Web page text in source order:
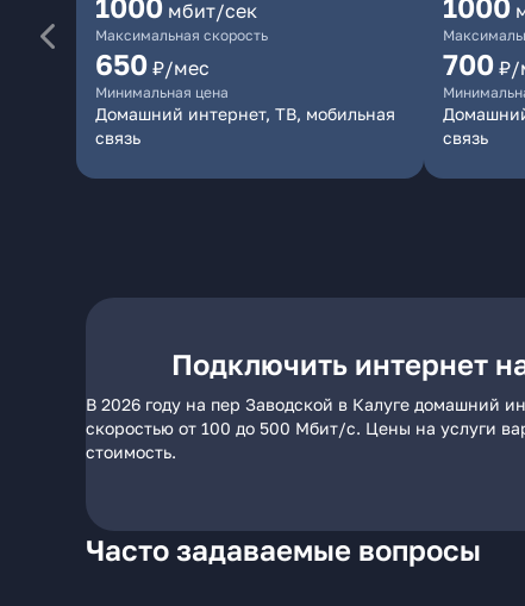
мбит/сек
Максимальная скорость
650 ₽/мес
Минимальная цена
Домашний интернет, ТВ, мобильная
связь
700 ₽/
связь
Подключить интернет
В 2026 году на пер Заводской в Калуге домашний
скоростью от 100 до 500 Мбит/с. Цены на услуги
стоимость.
Часто задаваемые вопросы